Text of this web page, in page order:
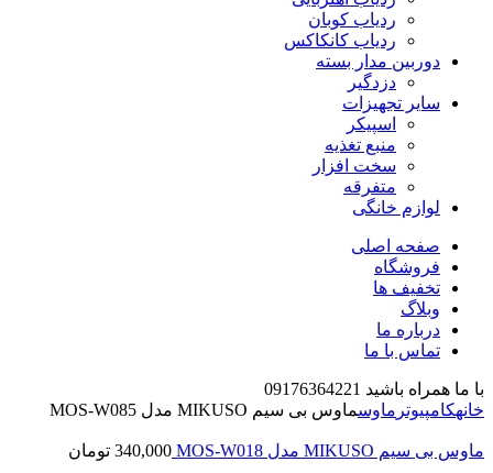
ردیاب کوبان
ردیاب کانکاکس
دوربین مدار بسته
دزدگیر
سایر تجهیزات
اسپیکر
منبع تغذیه
سخت افزار
متفرقه
لوازم خانگی
صفحه اصلی
فروشگاه
تخفیف ها
وبلاگ
درباره ما
تماس با ما
با ما همراه باشید 09176364221
خانهکامپیوتر ماوسماوس بی سیم MIKUSO مدل MOS-W085
ماوس بی سیم MIKUSO مدل MOS-W018 340,000 تومان